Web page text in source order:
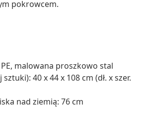
pokrowcem.
malowana proszkowo stal
40 x 44 x 108 cm (dł. x szer.
nad ziemią: 76 cm